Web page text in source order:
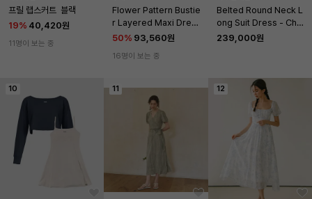
프릴 랩스커트  블랙
19% 40,420원
11명이 보는 중
Flower Pattern Bustie
r Layered Maxi Dres
s SW5MO275_2color
50% 93,560원
16명이 보는 중
Belted Round Neck L
ong Suit Dress - Char
coal
239,000원
10 11 12